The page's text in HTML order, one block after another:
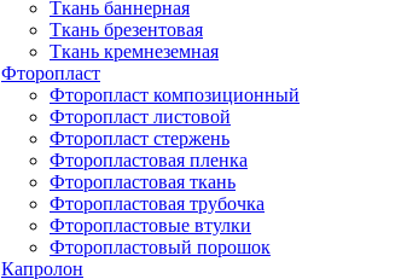
Ткань баннерная
Ткань брезентовая
Ткань кремнеземная
Фторопласт
Фторопласт композиционный
Фторопласт листовой
Фторопласт стержень
Фторопластовая пленка
Фторопластовая ткань
Фторопластовая трубочка
Фторопластовые втулки
Фторопластовый порошок
Капролон